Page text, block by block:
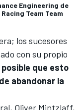
Engineering de
Team Team
los sucesores
con su propio
posible que esto
abandonar la
Oliver Mintzlaff,